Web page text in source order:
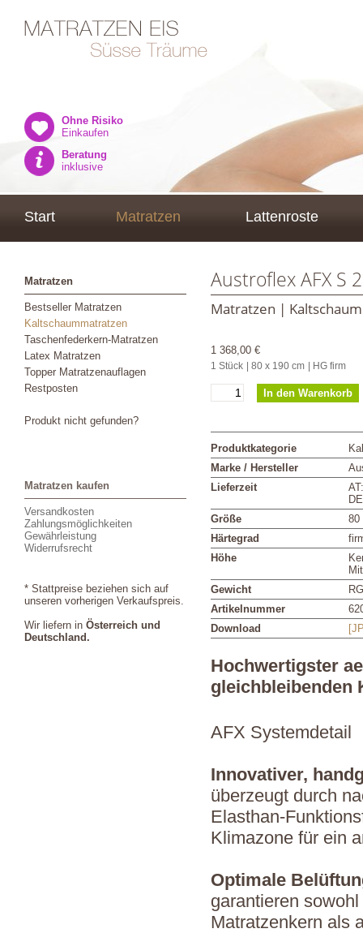
Ohne Risiko
Einkaufen
Beratung
inklusive
Start Matratzen Lattenroste
Matratzen
Bestseller Matratzen
Kaltschaummatratzen
Taschenfederkern-Matratzen
Latex Matratzen
Topper Matratzenauflagen
Restposten
Produkt nicht gefunden?
Matratzen kaufen
Versandkosten
Zahlungsmöglichkeiten
Gewährleistung
Widerrufsrecht
* Stattpreise beziehen sich auf
unseren vorherigen Verkaufspreis.
Wir liefern in Österreich und
Deutschland.
Austroflex AFX S
Matratzen |
1 368,00 €
1 Stück | 80 x 190 cm | HG firm
Produktkategorie
Marke / Hersteller
Lieferzeit
Größe
80
Härtegrad
Höhe
Gewicht
Artikelnummer
Download
Hochwertigster
gleichbleibenden
AFX Systemdetail
Innovativer,
überzeugt durch
Elasthan-
Klimazone für ein
Optimale
garantieren
Matratzenkern als